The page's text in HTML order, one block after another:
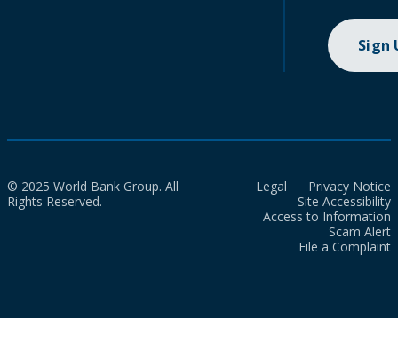
Sign
© 2025 World Bank Group. All
Rights Reserved.
Legal
Privacy Notice
Site Accessibility
Access to Information
Scam Alert
File a Complaint